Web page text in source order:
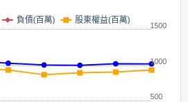
負債(百萬) 股東權益(百萬)
500
1000
1500